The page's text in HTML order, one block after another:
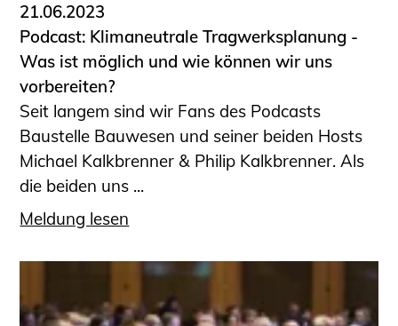
21.06.2023
Podcast: Klimaneutrale Tragwerksplanung -
Was ist möglich und wie können wir uns
vorbereiten?
Seit langem sind wir Fans des Podcasts
Baustelle Bauwesen und seiner beiden Hosts
Michael Kalkbrenner & Philip Kalkbrenner. Als
die beiden uns ...
Meldung lesen